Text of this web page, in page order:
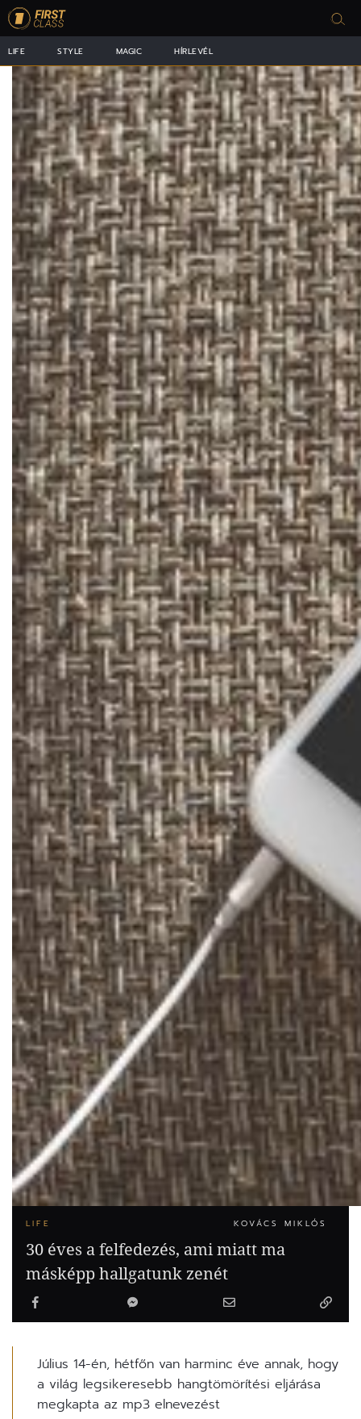
LIFE STYLE MAGIC HÍRLEVÉL
LIFE KOVÁCS MIKLÓS
30 éves a felfedezés, ami miatt ma
másképp hallgatunk zenét
Július 14-én, hétfőn van harminc éve annak, hogy
a világ legsikeresebb hangtömörítési eljárása
megkapta az mp3 elnevezést